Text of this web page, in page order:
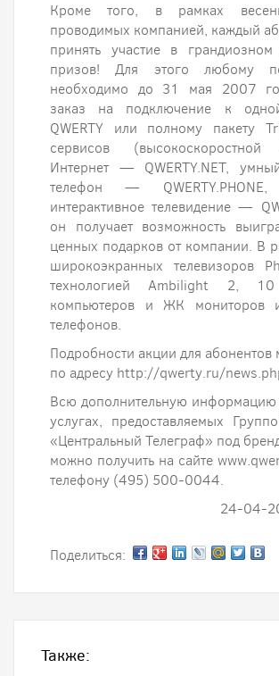
Кроме того, в рамках
проводимых компанией, каждый
принять участие в
призов! Для этого любому
необходимо до 31 мая 2007
заказ на подключение к
QWERTY или полному пакету
сервисов
Интернет — QWERTY.NET,
телефон — QWERTY.PHONE,
интерактивное телевидение —
он получает возможность
ценных подарков от компании. В
широкоэкранных телевизоров
технологией Ambilight 2,
компьютеров и ЖК
телефонов.
Подробности акции для
по адресу http://qwerty.ru/
Всю дополнительную информацию
услугах, предоставляемых
«Центральный Телеграф» под
можно получить на сайте
телефону (495) 500-0044.
24-04-
Поделиться:
Также: